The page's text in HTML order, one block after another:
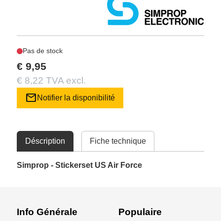
Pas de stock
€ 9,95
€ 8,22 TVA excl.
mail Notifier la disponibilité
Déscription Fiche technique
Simprop - Stickerset US Air Force
Info Générale Populaire